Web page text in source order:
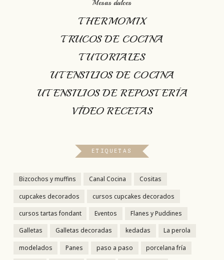
Mesas dulces
THERMOMIX
TRUCOS DE COCINA
TUTORIALES
UTENSILIOS DE COCINA
UTENSILIOS DE REPOSTERÍA
VÍDEO RECETAS
ETIQUETAS
Bizcochos y muffins Canal Cocina Cositas
cupcakes decorados cursos cupcakes decorados
cursos tartas fondant Eventos Flanes y Puddines
Galletas Galletas decoradas kedadas La perola
modelados Panes paso a paso porcelana fría